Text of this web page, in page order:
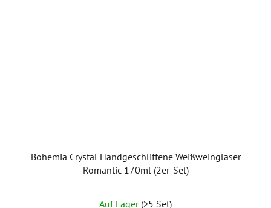
Bohemia Crystal Handgeschliffene Weißweingläser
Romantic 170ml (2er-Set)
Auf Lager (>5 Set)